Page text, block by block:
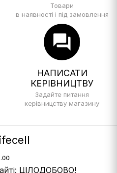
Товари
в наявності і під замовлення
forum
НАПИСАТИ
КЕРІВНИЦТВУ
Задайте питання
керівницству магазину
ЦІЛОДОБОВО!